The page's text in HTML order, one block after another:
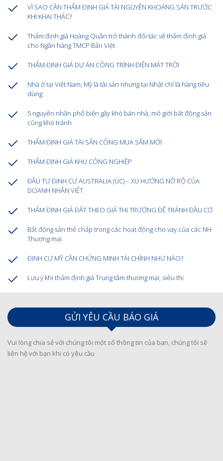
VÌ SAO CẦN THẨM ĐỊNH GIÁ TÀI NGUYÊN KHOÁNG SẢN TRƯỚC
KHI KHAI THÁC?
Thẩm định giá Hoàng Quân trở thành đối tác về thẩm định giá
cho Ngân hàng TMCP Bản Việt
THẨM ĐỊNH GIÁ DỰ ÁN CÔNG TRÌNH ĐIỆN MẶT TRỜI
Nhà ở tại Việt Nam, Mỹ là tài sản nhưng tại Nhật chỉ là hàng tiêu
dùng
5 nguyên nhân phổ biến gây khó bán nhà, mô giới bất động sản
cũng khó tránh
THẨM ĐỊNH GIÁ TÀI SẢN CÔNG MUA SẮM MỚI
THẨM ĐỊNH GIÁ KHU CÔNG NGHIỆP
ĐẦU TƯ ĐỊNH CƯ AUSTRALIA (ÚC) – XU HƯỚNG NỞ RỘ CỦA
DOANH NHÂN VIỆT
THẨM ĐỊNH GIÁ ĐẤT THEO GIÁ THỊ TRƯỜNG ĐỂ TRÁNH ĐẦU CƠ
Bất động sản thế chấp trong các hoạt động cho vay của các NH
Thương mại
ĐỊNH CƯ MỸ CẦN CHỨNG MINH TÀI CHÍNH NHƯ NÀO?
Lưu ý khi thẩm định giá Trung tâm thương mại, siêu thị
GỬI YÊU CẦU BÁO GIÁ
Vui lòng chia sẻ với chúng tôi một số thông tin của bạn, chúng tôi sẽ
liên hệ với bạn khi có yêu cầu